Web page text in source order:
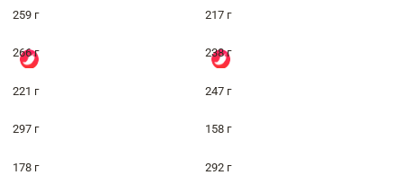
259 г 217 г
266 г 238 г
221 г 247 г
297 г 158 г
178 г 292 г